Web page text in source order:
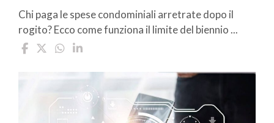
Chi paga le spese condominiali arretrate dopo il
rogito? Ecco come funziona il limite del biennio ...